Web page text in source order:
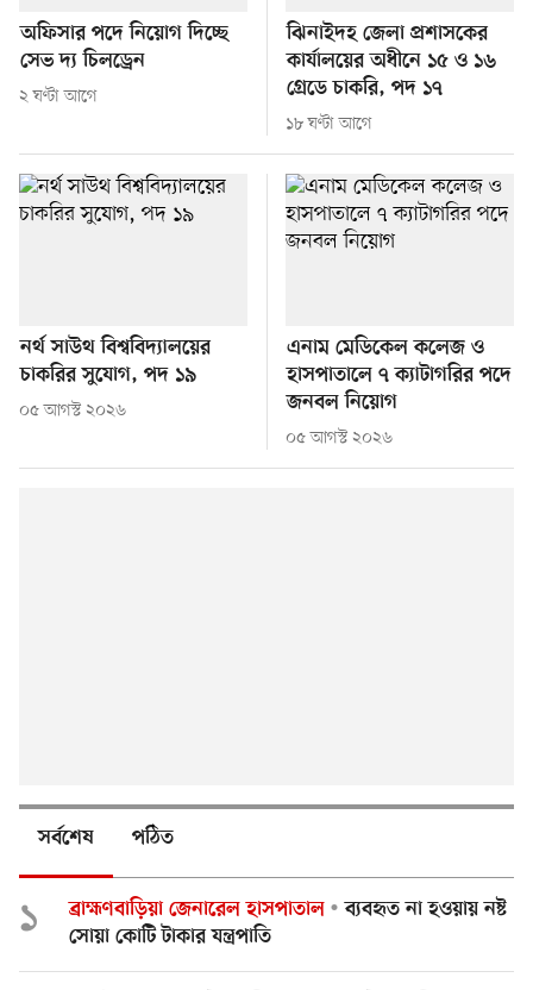
অফিসার পদে নিয়োগ দিচ্ছে
সেভ দ্য চিলড্রেন
২ ঘণ্টা আগে
ঝিনাইদহ জেলা প্রশাসকের
কার্যালয়ের অধীনে ১৫ ও ১৬
গ্রেডে চাকরি, পদ ১৭
১৮ ঘণ্টা আগে
নর্থ সাউথ বিশ্ববিদ্যালয়ের
চাকরির সুযোগ, পদ ১৯
০৫ আগস্ট ২০২৬
এনাম মেডিকেল কলেজ ও
হাসপাতালে ৭ ক্যাটাগরির পদে
জনবল নিয়োগ
০৫ আগস্ট ২০২৬
সর্বশেষ পঠিত
১ ব্রাহ্মণবাড়িয়া জেনারেল হাসপাতাল
ব্যবহৃত না হওয়ায় নষ্ট
সোয়া কোটি টাকার যন্ত্রপাতি